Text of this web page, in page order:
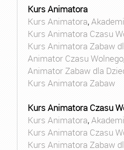
Kurs Animatora
Kurs Animatora,
Kurs Animatora Czasu
Kurs Animatora Zabaw
Animator Czasu Wolnego
Animator Zabaw dla
Kurs Animatora Zabaw
Kurs Animatora Czasu
Kurs Animatora,
Kurs Animatora Czasu
Kurs Animatora Zabaw